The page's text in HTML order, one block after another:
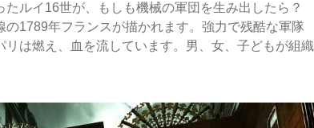
たルイ16世が、もしも機械の軍団を生み出したら？
の1789年フランスが描かれます。強力で残酷な軍隊
は燃え、血を流しています。男、女、子どもが組織